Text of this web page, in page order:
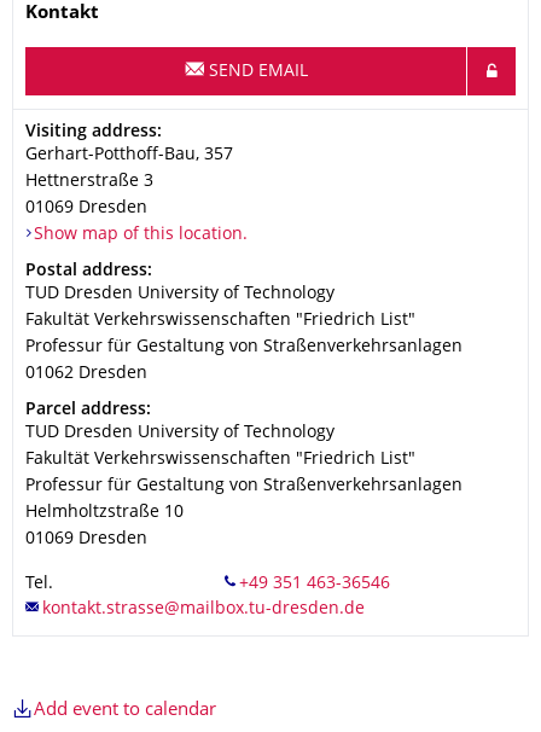
Name
Kontakt
SEND EMAIL
Address
Visiting address:
Gerhart-Potthoff-Bau, 357
Hettnerstraße 3
01069 Dresden
Show map of this location.
Address
Postal address:
TUD Dresden University of Technology
Fakultät Verkehrswissenschaften "Friedrich List"
Professur für Gestaltung von Straßenverkehrsanlagen
01062 Dresden
Address
Parcel address:
TUD Dresden University of Technology
Fakultät Verkehrswissenschaften "Friedrich List"
Professur für Gestaltung von Straßenverkehrsanlagen
Helmholtzstraße 10
01069 Dresden
Tel.
Add event to calendar